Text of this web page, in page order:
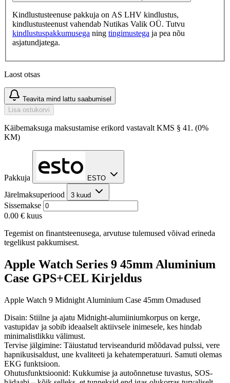
Kindlustusteenuse pakkuja on AS LHV kindlustus,
kindlustusteenust vahendab Nutikas Valik OÜ. Tutvu
kindlustuspakkumusega ning tingimustega ja pea nõu
asjatundjatega.
Laost otsas
Teavita mind lattu saabumisel
Lisa ostukorvi
Käibemaksuga maksustamise erikord vastavalt KMS § 41. (0%
KM)
Pakkuja ESTO
Järelmaksuperiood 3 kuud
Sissemakse
0.00 € kuus
Tegemist on finantsteenusega, arvutuse tulemused võivad erineda
tegelikust pakkumisest.
Apple Watch Series 9 45mm Aluminium
Case GPS+CEL Kirjeldus
Apple Watch 9 Midnight Aluminium Case 45mm Omadused
Disain: Stiilne ja ajatu Midnight-alumiiniumkorpus on kerge,
vastupidav ja sobib ideaalselt aktiivsele inimesele, kes hindab
minimalistlikku välimust.
Tervise jälgimine: Täiustatud terviseandurid mõõdavad pulssi, vere
hapnikusisaldust, une kvaliteeti ja kehatemperatuuri. Samuti olemas
EKG funktsioon.
Ohutusfunktsioonid: Kukkumise ja autoõnnetuse tuvastus, SOS-